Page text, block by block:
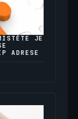
JE
ADRESE